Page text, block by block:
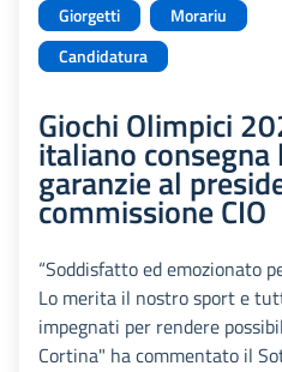
Giorgetti
Morariu
Candidatura
Giochi Olimpici
italiano
garanzie al
commissione CIO
“Soddisfatto ed emozionato
Lo merita il nostro sport e
impegnati per rendere
Cortina" ha commentato il